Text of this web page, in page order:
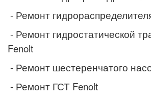
- Ремонт
- Ремонт гидростатической
Fenolt
- Ремонт шестеренчатого
- Ремонт ГСТ Fenolt